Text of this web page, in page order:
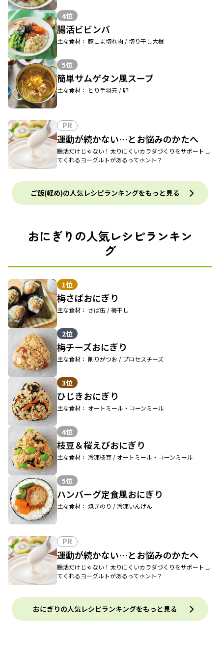
4位
腸活ビビンバ
主な食材： 豚こま切れ肉 / 切り干し大根
5位
簡単サムゲタン風スープ
主な食材： とり手羽元 / 卵
PR
運動が続かない…とお悩みのかたへ
腸活だけじゃない！太りにくいカラダづくりをサポートし
てくれるヨーグルトがあるってホント？
ご飯(軽め)の人気レシピランキングをもっと見る
おにぎりの人気レシピランキン
グ
1位
梅さばおにぎり
主な食材： さば缶 / 梅干し
2位
梅チーズおにぎり
主な食材： 削りがつお / プロセスチーズ
3位
ひじきおにぎり
主な食材： オートミール・コーンミール
4位
枝豆＆桜えびおにぎり
主な食材： 冷凍枝豆 / オートミール・コーンミール
5位
ハンバーグ定食風おにぎり
主な食材： 焼きのり / 冷凍いんげん
PR
運動が続かない…とお悩みのかたへ
腸活だけじゃない！太りにくいカラダづくりをサポートし
てくれるヨーグルトがあるってホント？
おにぎりの人気レシピランキングをもっと見る